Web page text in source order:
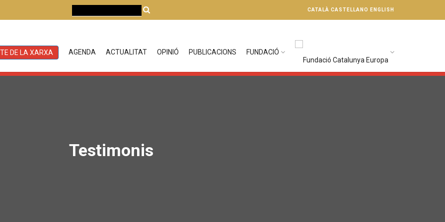
CATALÀ CASTELLANO ENGLISH
DE LA XARXA AGENDA ACTUALITAT OPINIÓ PUBLICACIONS FUNDACIÓ
Testimonis